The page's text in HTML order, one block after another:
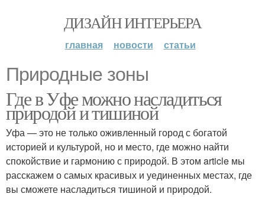
ДИЗАЙН ИНТЕРЬЕРА
главная новости статьи
Природные зоны
Где в Уфе можно насладиться
природой и тишиной
Уфа — это не только оживленный город с богатой
историей и культурой, но и место, где можно найти
спокойствие и гармонию с природой. В этом article мы
расскажем о самых красивых и уединенных местах, где
вы сможете насладиться тишиной и природой.